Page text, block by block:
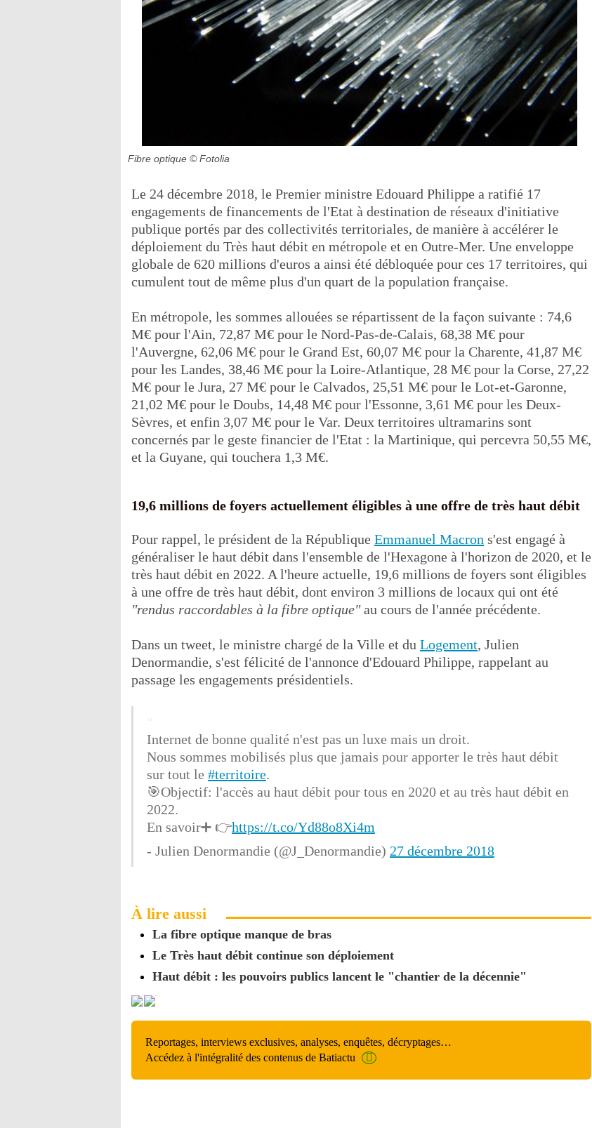
Fibre optique © Fotolia
Le 24 décembre 2018, le Premier ministre Edouard Philippe a ratifié 17
engagements de financements de l'Etat à destination de réseaux d'initiative
publique portés par des collectivités territoriales, de manière à accélérer le
déploiement du Très haut débit en métropole et en Outre-Mer. Une enveloppe
globale de 620 millions d'euros a ainsi été débloquée pour ces 17 territoires, qui
cumulent tout de même plus d'un quart de la population française.
En métropole, les sommes allouées se répartissent de la façon suivante : 74,6
M€ pour l'Ain, 72,87 M€ pour le Nord-Pas-de-Calais, 68,38 M€ pour
l'Auvergne, 62,06 M€ pour le Grand Est, 60,07 M€ pour la Charente, 41,87 M€
pour les Landes, 38,46 M€ pour la Loire-Atlantique, 28 M€ pour la Corse, 27,22
M€ pour le Jura, 27 M€ pour le Calvados, 25,51 M€ pour le Lot-et-Garonne,
21,02 M€ pour le Doubs, 14,48 M€ pour l'Essonne, 3,61 M€ pour les Deux-
Sèvres, et enfin 3,07 M€ pour le Var. Deux territoires ultramarins sont
concernés par le geste financier de l'Etat : la Martinique, qui percevra 50,55 M€,
et la Guyane, qui touchera 1,3 M€.
19,6 millions de foyers actuellement éligibles à une offre de très haut débit
Pour rappel, le président de la République Emmanuel Macron s'est engagé à
généraliser le haut débit dans l'ensemble de l'Hexagone à l'horizon de 2020, et le
très haut débit en 2022. A l'heure actuelle, 19,6 millions de foyers sont éligibles
à une offre de très haut débit, dont environ 3 millions de locaux qui ont été
"rendus raccordables à la fibre optique"au cours de l'année précédente.
Dans un tweet, le ministre chargé de la Ville et du Logement, Julien
Denormandie, s'est félicité de l'annonce d'Edouard Philippe, rappelant au
passage les engagements présidentiels.
Internet de bonne qualité n'est pas un luxe mais un droit.
Nous sommes mobilisés plus que jamais pour apporter le très haut débit
sur tout le #territoire.
🎯Objectif: l'accès au haut débit pour tous en 2020 et au très haut débit en
2022.
En savoir➕ 👉https://t.co/Yd88o8Xi4m
- Julien Denormandie (@J_Denormandie) 27 décembre 2018
À lire aussi
La fibre optique manque de bras
Le Très haut débit continue son déploiement
Haut débit : les pouvoirs publics lancent le "chantier de la décennie"
Reportages, interviews exclusives, analyses, enquêtes, décryptages…
Accédez à l'intégralité des contenus de Batiactu